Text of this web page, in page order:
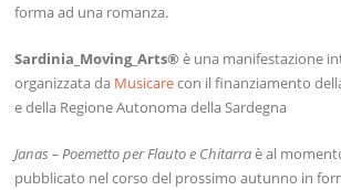
forma ad una romanza.
Sardinia_Moving_Arts® è una manifestazione
organizzata da Musicarecon il finanziamento
e della Regione Autonoma della Sardegna
Janas – Poemetto per Flauto e Chitarraè al
pubblicato nel corso del prossimo autunno in